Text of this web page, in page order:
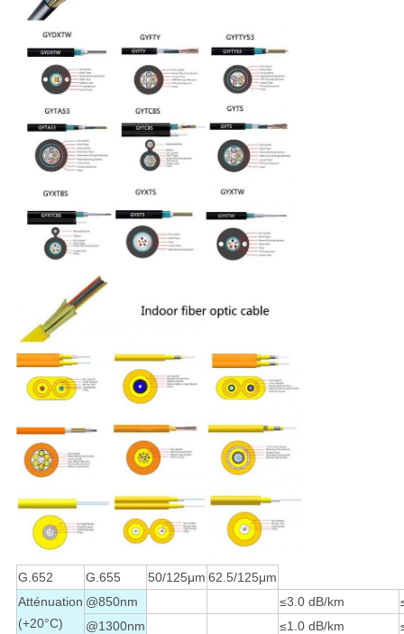
G.652 G.655 50/125μm 62.5/125μm
Atténuation
(+20°C)
@850nm ≤3.0 dB/km
@1300nm
≤1.0 dB/km